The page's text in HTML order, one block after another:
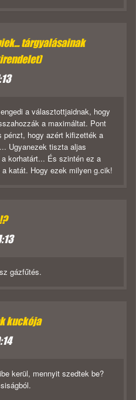
tárgyalásainak
a választottjaidnak, hogy
a maximáltat. Pont
hogy azért kifizették a
Ugyanezek tiszta aljas
korhatárt... És szintén ez a
katát. Hogy ezek milyen g.cik!
gázfűtés.
kuckója
kerül, mennyit szedtek be?